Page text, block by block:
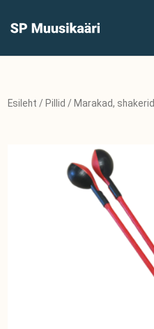
Esileht / Pillid / Marakad, shakerid